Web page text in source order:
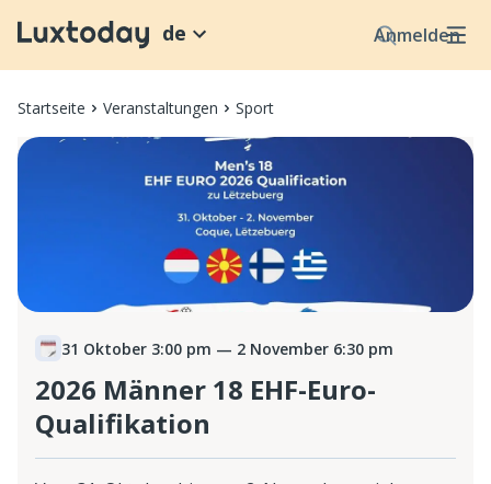
Anmelden
de
Startseite Veranstaltungen Sport
31 Oktober 3:00 pm — 2 November 6:30 pm
2026 Männer 18 EHF-Euro-
Qualifikation